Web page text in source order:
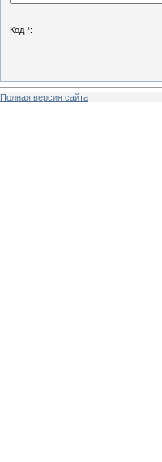
Код *:
Полная версия сайта